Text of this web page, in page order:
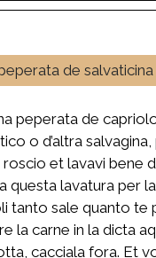
de salvaticina
peperata de
o d’altra
et lavavi bene
questa lavatura per
tanto sale quanto te
la carne in la dicta
cacciala fora. Et